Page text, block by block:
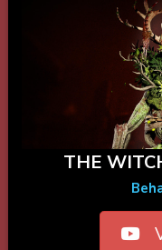
THE